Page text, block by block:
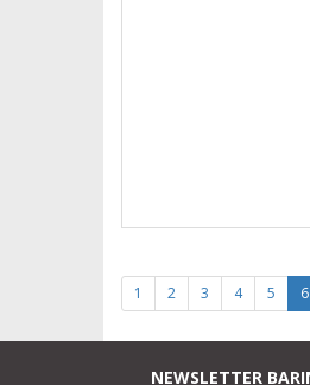
1 2 3 4 5 6
NEWSLETTER